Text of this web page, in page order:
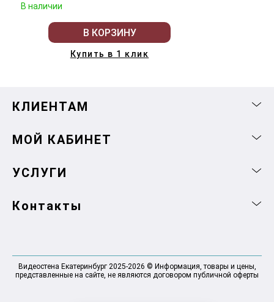
В наличии
В КОРЗИНУ
Купить в 1 клик
КЛИЕНТАМ
МОЙ КАБИНЕТ
УСЛУГИ
Контакты
Видеостена Екатеринбург 2025-2026 © Информация, товары и цены,
представленные на сайте, не являются договором публичной оферты